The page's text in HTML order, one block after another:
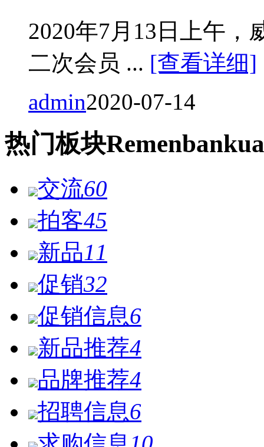
2020年7月13日上午，
二次会员 ... [查看详细]
admin2020-07-14
热门板块Remen
交流60
拍客45
新品11
促销32
促销信息6
新品推荐4
品牌推荐4
招聘信息6